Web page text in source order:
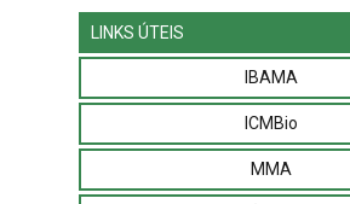
LINKS ÚTEIS
IBAMA
ICMBio
MMA